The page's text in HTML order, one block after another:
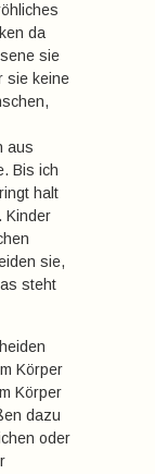
da
sie
sie keine
aus
Bis ich
halt
Kinder
sie,
steht
Körper
Körper
dazu
oder